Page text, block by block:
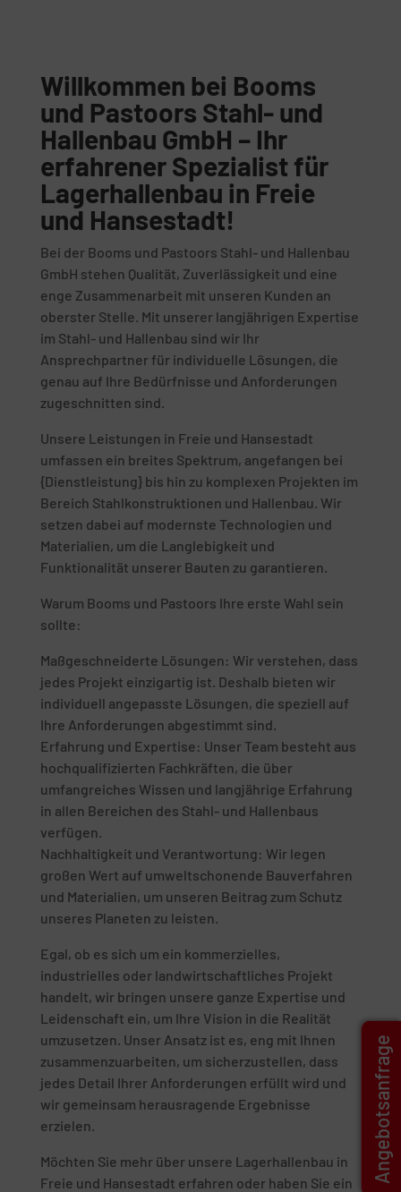
Willkommen bei Booms
und Pastoors Stahl- und
Hallenbau GmbH – Ihr
erfahrener Spezialist für
Lagerhallenbau in Freie
und Hansestadt!
Bei der Booms und Pastoors Stahl- und Hallenbau
GmbH stehen Qualität, Zuverlässigkeit und eine
enge Zusammenarbeit mit unseren Kunden an
oberster Stelle. Mit unserer langjährigen Expertise
im Stahl- und Hallenbau sind wir Ihr
Ansprechpartner für individuelle Lösungen, die
genau auf Ihre Bedürfnisse und Anforderungen
zugeschnitten sind.
Unsere Leistungen in Freie und Hansestadt
umfassen ein breites Spektrum, angefangen bei
{Dienstleistung} bis hin zu komplexen Projekten im
Bereich Stahlkonstruktionen und Hallenbau. Wir
setzen dabei auf modernste Technologien und
Materialien, um die Langlebigkeit und
Funktionalität unserer Bauten zu garantieren.
Warum Booms und Pastoors Ihre erste Wahl sein
sollte:
Maßgeschneiderte Lösungen: Wir verstehen, dass
jedes Projekt einzigartig ist. Deshalb bieten wir
individuell angepasste Lösungen, die speziell auf
Ihre Anforderungen abgestimmt sind.
Erfahrung und Expertise: Unser Team besteht aus
hochqualifizierten Fachkräften, die über
umfangreiches Wissen und langjährige Erfahrung
in allen Bereichen des Stahl- und Hallenbaus
verfügen.
Nachhaltigkeit und Verantwortung: Wir legen
großen Wert auf umweltschonende Bauverfahren
und Materialien, um unseren Beitrag zum Schutz
unseres Planeten zu leisten.
Egal, ob es sich um ein kommerzielles,
industrielles oder landwirtschaftliches Projekt
handelt, wir bringen unsere ganze Expertise und
Leidenschaft ein, um Ihre Vision in die Realität
umzusetzen. Unser Ansatz ist es, eng mit Ihnen
zusammenzuarbeiten, um sicherzustellen, dass
jedes Detail Ihrer Anforderungen erfüllt wird und
wir gemeinsam herausragende Ergebnisse
erzielen.
Möchten Sie mehr über unsere Lagerhallenbau in
Freie und Hansestadt erfahren oder haben Sie ein
Angebotsanfrage